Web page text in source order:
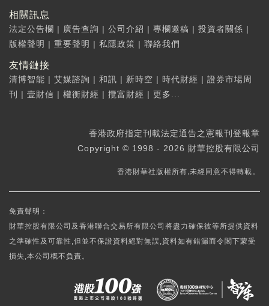
相關訊息
法定公告欄 | 廣告查詢 | 公司介紹 | 專欄邀稿 | 投資者關係 |
版權聲明 | 重要聲明 | 私隱政策 | 聯絡我們
友情鏈接
清博智能 | 艾媒諮詢 | 和訊 | 新時空 | 時代財經 | 證券市場周
刊
| 壹財信 | 權衡財經 | 攬富財經 | 更多...
香港政府指定刊載法定通告之憲報刊登報章
Copyright © 1998 - 2026 財華控股有限公司
香港財華社版權所有,未經同意不得轉載。
免責聲明：
財華控股有限公司及香港聯合交易所有限公司將盡力確保彼等所提供資料
之準確性及可靠性,但並不保證資料絕對無誤,資料如有錯漏而令閣下蒙受
損失,本公司概不負責。